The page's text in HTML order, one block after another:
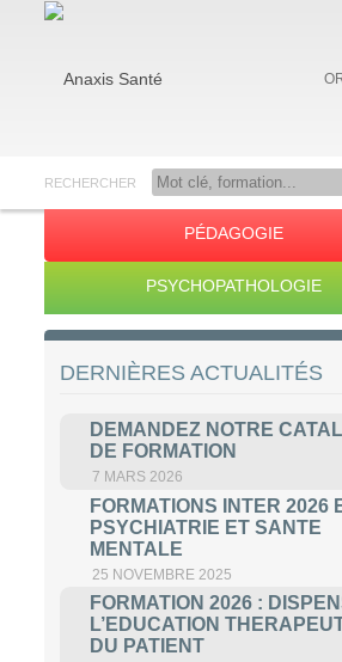
RECHERCHER
PÉDAGOGIE
PSYCHOPATHOLOGIE
DERNIÈRES ACTUALITÉS
DEMANDEZ NOTRE
DE FORMATION
7 MARS 2026
FORMATIONS INTER 2026
PSYCHIATRIE ET SANTE
MENTALE
25 NOVEMBRE 2025
FORMATION 2026 :
L’EDUCATION
DU PATIENT